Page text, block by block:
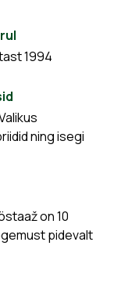
1994
ning isegi
on 10
pidevalt